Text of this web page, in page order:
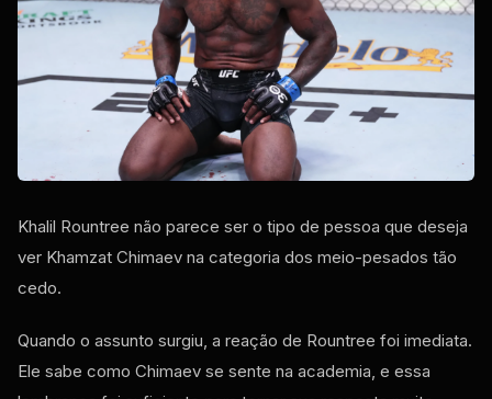
Khalil Rountree não parece ser o tipo de pessoa que deseja
ver Khamzat Chimaev na categoria dos meio-pesados ​​tão
cedo.
Quando o assunto surgiu, a reação de Rountree foi imediata.
Ele sabe como Chimaev se sente na academia, e essa